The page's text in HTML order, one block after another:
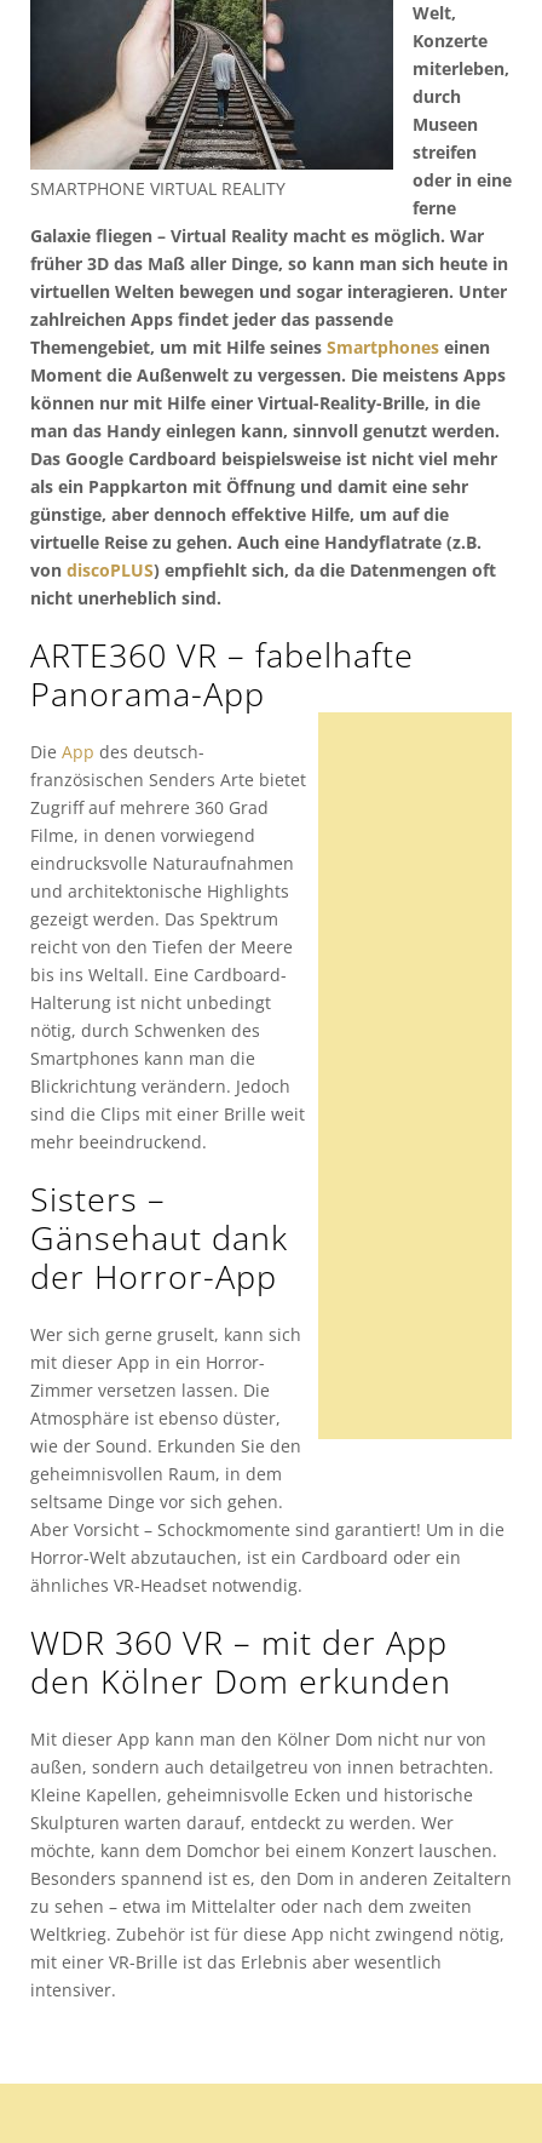
SMARTPHONE VIRTUAL REALITY
Welt,
Konzerte
miterleben,
durch
Museen
streifen
oder in eine
ferne
Galaxie fliegen – Virtual Reality macht es möglich. War
früher 3D das Maß aller Dinge, so kann man sich heute in
virtuellen Welten bewegen und sogar interagieren. Unter
zahlreichen Apps findet jeder das passende
Themengebiet, um mit Hilfe seines Smartphones einen
Moment die Außenwelt zu vergessen. Die meistens Apps
können nur mit Hilfe einer Virtual-Reality-Brille, in die
man das Handy einlegen kann, sinnvoll genutzt werden.
Das Google Cardboard beispielsweise ist nicht viel mehr
als ein Pappkarton mit Öffnung und damit eine sehr
günstige, aber dennoch effektive Hilfe, um auf die
virtuelle Reise zu gehen. Auch eine Handyflatrate (z.B.
von discoPLUS) empfiehlt sich, da die Datenmengen oft
nicht unerheblich sind.
ARTE360 VR – fabelhafte
Panorama-App
Die App des deutsch-
französischen Senders Arte bietet
Zugriff auf mehrere 360 Grad
Filme, in denen vorwiegend
eindrucksvolle Naturaufnahmen
und architektonische Highlights
gezeigt werden. Das Spektrum
reicht von den Tiefen der Meere
bis ins Weltall. Eine Cardboard-
Halterung ist nicht unbedingt
nötig, durch Schwenken des
Smartphones kann man die
Blickrichtung verändern. Jedoch
sind die Clips mit einer Brille weit
mehr beeindruckend.
Sisters –
Gänsehaut dank
der Horror-App
Wer sich gerne gruselt, kann sich
mit dieser App in ein Horror-
Zimmer versetzen lassen. Die
Atmosphäre ist ebenso düster,
wie der Sound. Erkunden Sie den
geheimnisvollen Raum, in dem
seltsame Dinge vor sich gehen.
Aber Vorsicht – Schockmomente sind garantiert! Um in die
Horror-Welt abzutauchen, ist ein Cardboard oder ein
ähnliches VR-Headset notwendig.
WDR 360 VR – mit der App
den Kölner Dom erkunden
Mit dieser App kann man den Kölner Dom nicht nur von
außen, sondern auch detailgetreu von innen betrachten.
Kleine Kapellen, geheimnisvolle Ecken und historische
Skulpturen warten darauf, entdeckt zu werden. Wer
möchte, kann dem Domchor bei einem Konzert lauschen.
Besonders spannend ist es, den Dom in anderen Zeitaltern
zu sehen – etwa im Mittelalter oder nach dem zweiten
Weltkrieg. Zubehör ist für diese App nicht zwingend nötig,
mit einer VR-Brille ist das Erlebnis aber wesentlich
intensiver.